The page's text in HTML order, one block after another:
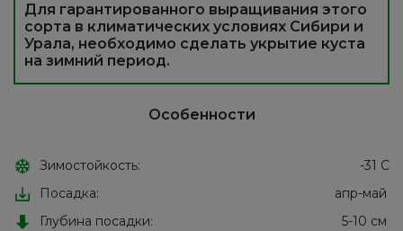
Для гарантированного выращивания этого
сорта в климатических условиях Сибири и
Урала, необходимо сделать укрытие куста
на зимний период.
Особенности
Зимостойкость:
-31 С
Посадка:
апр-май
Глубина посадки:
5-10 см